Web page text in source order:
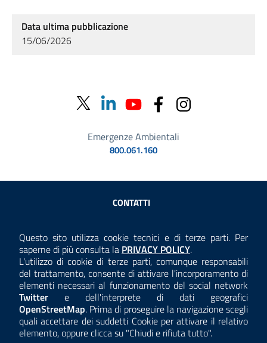
Questo sito utilizza cookie tecnici e di terze parti. Per
saperne di più consulta la Consulta la
PRIVACY POLICY.
L'utilizzo di cookie di terze parti, comunque responsabili
del trattamento, consente di attivare l'incorporamento di
elementi necessari al funzionamento del social network
Twitter e dell'interprete di dati geografici
OpenStreetMap. Prima di proseguire la navigazione scegli
quali accettare dei suddetti Cookie per attivare il relativo
elemento, oppure clicca su "Chiudi e rifiuta tutto".
Data ultima pubblicazione
15/06/2026
Emergenze Ambientali
800.061.160
Sezione Link Utili
CONTATTI
ANTICORRUZIONE
ACCESSIBILITÀ
COOKIE E PRIVACY
TEMI A-Z